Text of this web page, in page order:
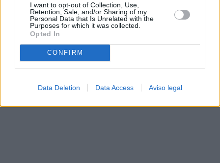
I want to opt-out of Collection, Use,
Retention, Sale, and/or Sharing of my
Personal Data that Is Unrelated with the
Purposes for which it was collected.
Opted In
CONFIRM
Data Deletion Data Access Aviso legal